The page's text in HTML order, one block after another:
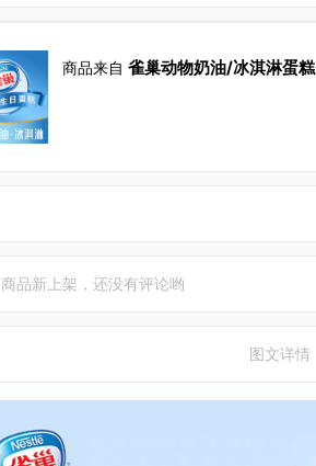
商品来自 雀巢动物奶油/冰淇淋蛋糕
商品新上架，还没有评论哟
图文详情